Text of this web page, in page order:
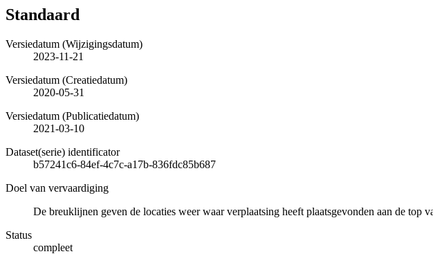
Standaard
Versiedatum (Wijzigingsdatum)
2023-11-21
Versiedatum (Creatiedatum)
2020-05-31
Versiedatum (Publicatiedatum)
2021-03-10
Dataset(serie) identificator
b57241c6-84ef-4c7c-a17b-836fdc85b687
Doel van vervaardiging
De breuklijnen geven de locaties weer waar verplaatsing heeft plaatsgevonden aan de top
Status
compleet